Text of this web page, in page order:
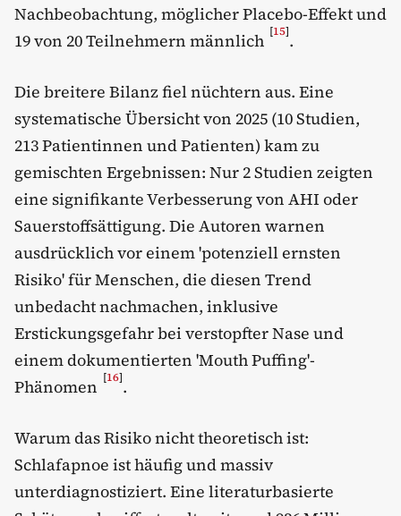
Nachbeobachtung, möglicher Placebo-Effekt und
19 von 20 Teilnehmern männlich [15].
Die breitere Bilanz fiel nüchtern aus. Eine
systematische Übersicht von 2025 (10 Studien,
213 Patientinnen und Patienten) kam zu
gemischten Ergebnissen: Nur 2 Studien zeigten
eine signifikante Verbesserung von AHI oder
Sauerstoffsättigung. Die Autoren warnen
ausdrücklich vor einem 'potenziell ernsten
Risiko' für Menschen, die diesen Trend
unbedacht nachmachen, inklusive
Erstickungsgefahr bei verstopfter Nase und
einem dokumentierten 'Mouth Puffing'-
Phänomen [16].
Warum das Risiko nicht theoretisch ist:
Schlafapnoe ist häufig und massiv
unterdiagnostiziert. Eine literaturbasierte